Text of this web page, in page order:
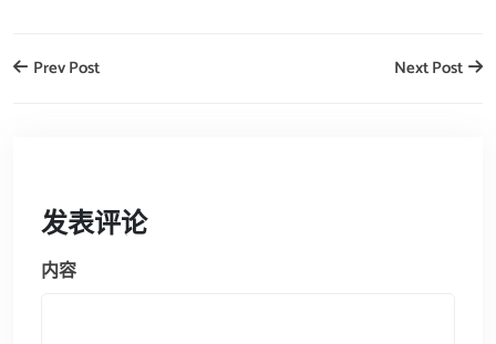
Prev Post Next Post
发表评论
内容